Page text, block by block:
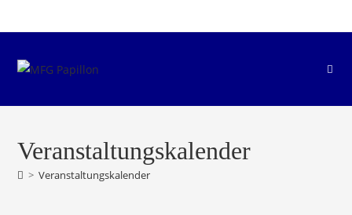
Inhalt
Veranstaltungskalender
> Veranstaltungskalender